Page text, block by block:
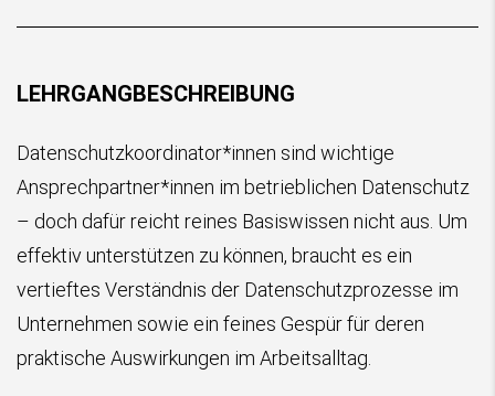
LEHRGANGBESCHREIBUNG
Datenschutzkoordinator*innen sind wichtige
Ansprechpartner*innen im betrieblichen Datenschutz
– doch dafür reicht reines Basiswissen nicht aus. Um
effektiv unterstützen zu können, braucht es ein
vertieftes Verständnis der Datenschutzprozesse im
Unternehmen sowie ein feines Gespür für deren
praktische Auswirkungen im Arbeitsalltag.